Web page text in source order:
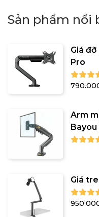
Sản phẩm nổi
Giá
Pro
Arm
Bayou
Giá